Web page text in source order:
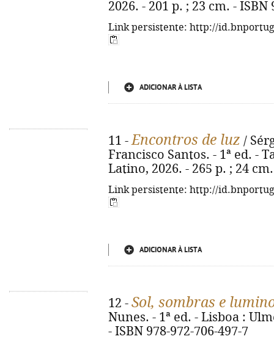
2026. - 201 p. ; 23 cm. - ISBN
Link persistente: http://
ADICIONAR À LISTA
11 -Encontros de luz /
Francisco Santos. - 1ª ed. -
Latino, 2026. - 265 p. ; 24
Link persistente: http://
ADICIONAR À LISTA
12 - Sol, sombras e
Nunes. - 1ª ed. - Lisboa :
- ISBN 978-972-706-497-7